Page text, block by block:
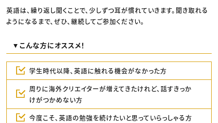
英語は、繰り返し聞くことで、少しずつ耳が慣れていきます。聞き取れる
ようになるまで、ぜひ、継続してご参加ください。
▼こんな方にオススメ！
学生時代以降、英語に触れる機会がなかった方
周りに海外クリエイターが増えてきたけれど、話すきっか
けがつかめない方
今度こそ、英語の勉強を続けたいと思っていらっしゃる方